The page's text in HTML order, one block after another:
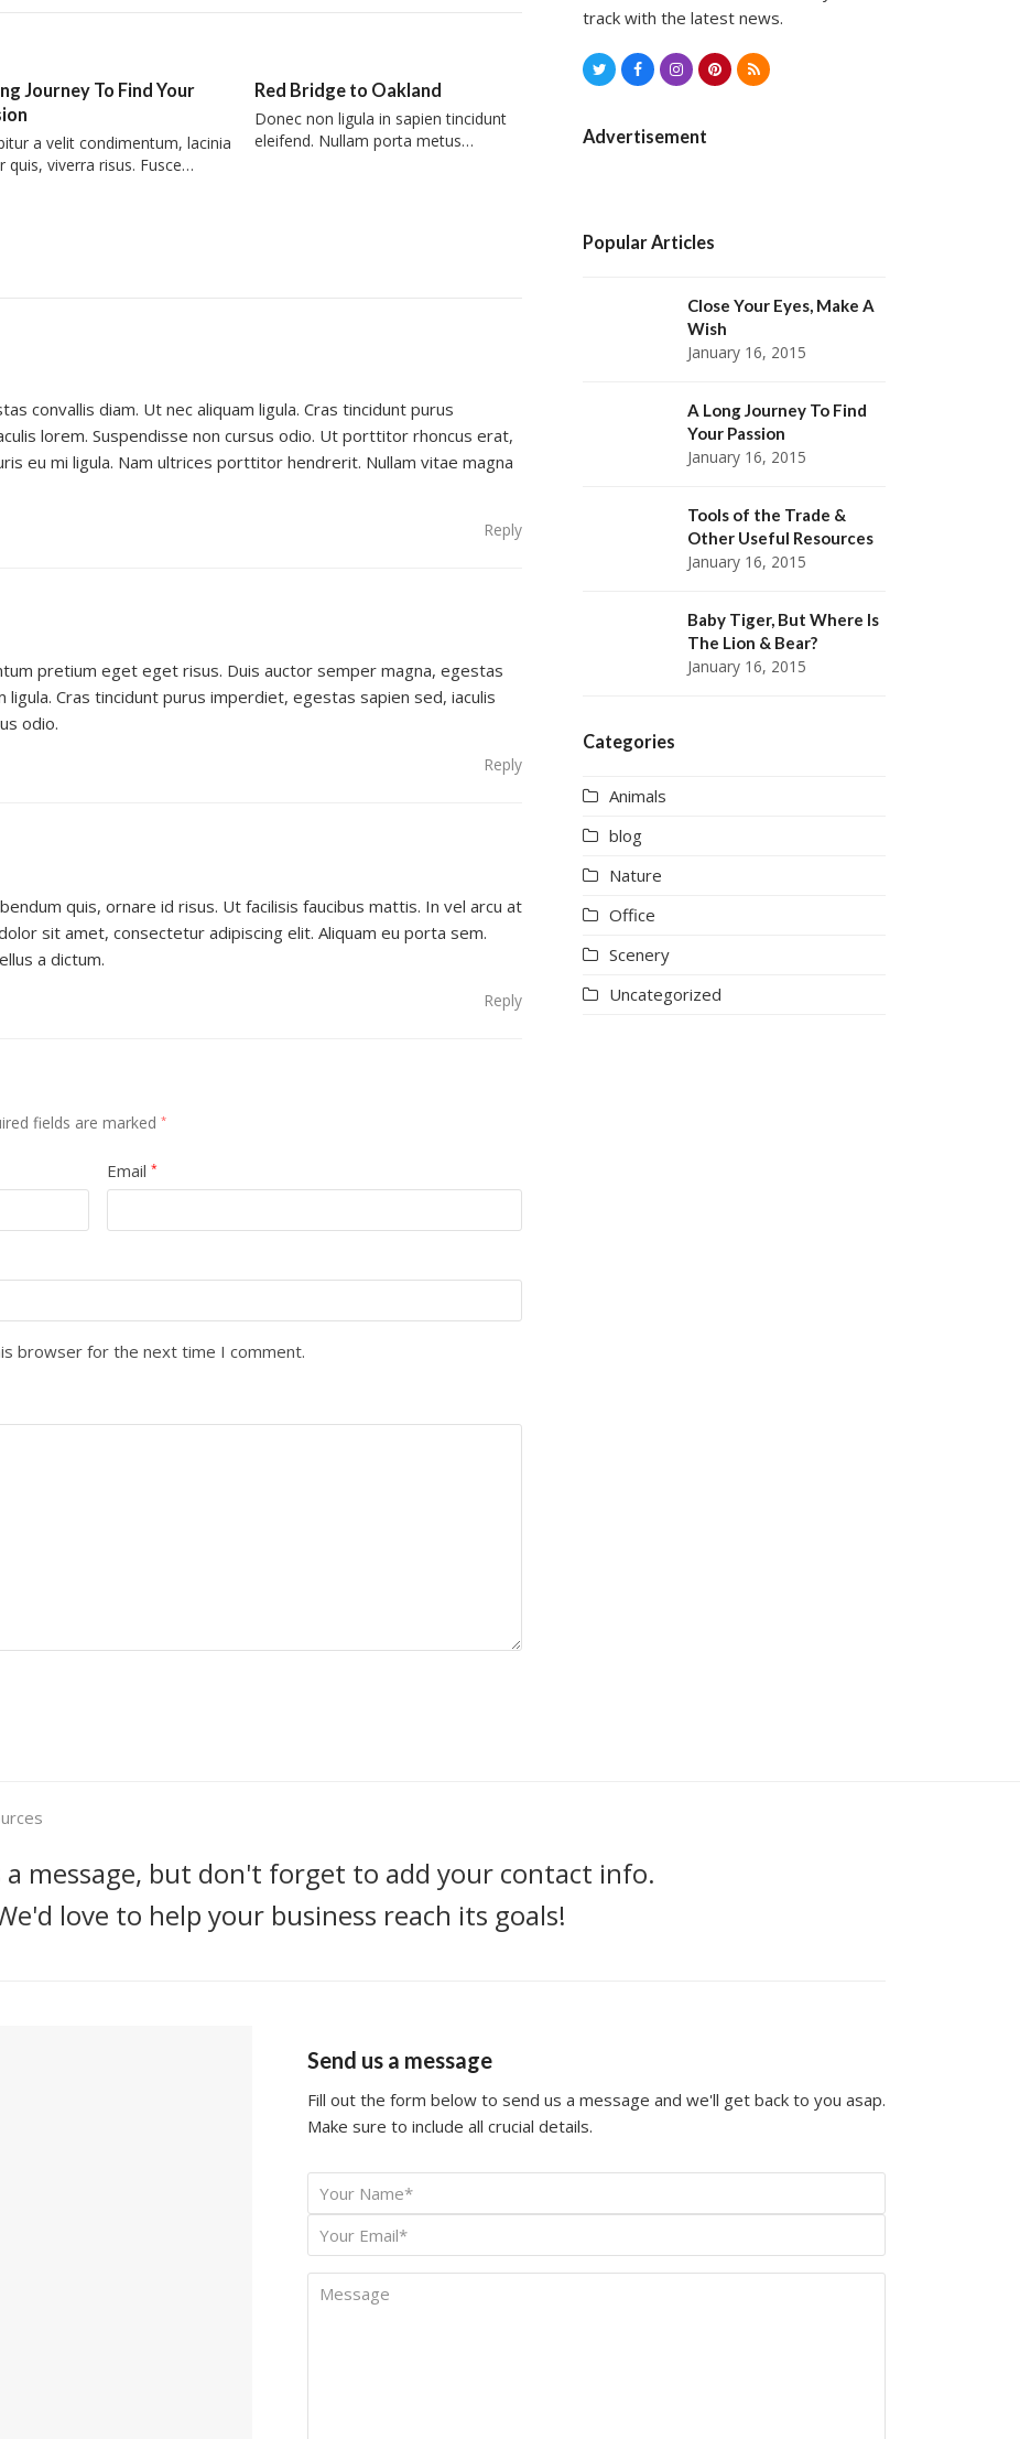
Journey To Find Your
a velit condimentum, lacinia
quis, viverra risus. Fusce…
Red Bridge to Oakland
Donec non ligula in sapien tincidunt
eleifend. Nullam porta metus…
convallis diam. Ut nec aliquam ligula. Cras tincidunt purus
lorem. Suspendisse non cursus odio. Ut porttitor rhoncus erat,
eu mi ligula. Nam ultrices porttitor hendrerit. Nullam vitae magna
Reply
pretium eget eget risus. Duis auctor semper magna, egestas
ligula. Cras tincidunt purus imperdiet, egestas sapien sed, iaculis
odio.
Reply
quis, ornare id risus. Ut facilisis faucibus mattis. In vel arcu at
sit amet, consectetur adipiscing elit. Aliquam eu porta sem.
a dictum.
Reply
fields are marked *
Email *
browser for the next time I comment.
track with the latest news.
T
i
e
c
o
s
g
a
m
P
s
t
R
Advertisement
Popular Articles
Close Your Eyes, Make A
Wish
January 16, 2015
A Long Journey To Find
Your Passion
January 16, 2015
Tools of the Trade &
Other Useful Resources
January 16, 2015
Baby Tiger, But Where Is
The Lion & Bear?
January 16, 2015
Categories
Animals
blog
Nature
Office
Scenery
Uncategorized
a message, but don't forget to add your contact info.
love to help your business reach its goals!
Send us a message
Fill out the form below to send us a message and we'll get back to you asap.
Make sure to include all crucial details.
Your
Name *
Your
Email
Message